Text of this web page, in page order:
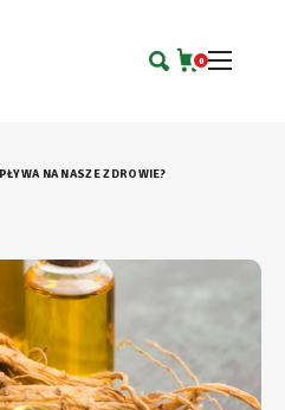
0
NA NASZE ZDROWIE?